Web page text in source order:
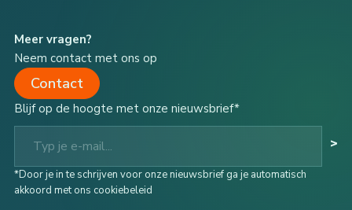
Meer vragen?
Neem contact met ons op
Contact
Blijf op de hoogte met onze nieuwsbrief*
Typ je e-mail...
>
*Door je in te schrijven voor onze nieuwsbrief ga je automatisch
akkoord met ons cookiebeleid